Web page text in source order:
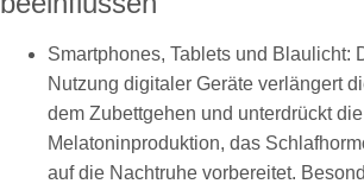
Smartphones, Tablets und Blaulicht:
Nutzung digitaler Geräte verlängert
dem Zubettgehen und unterdrückt die
Melatoninproduktion, das
auf die Nachtruhe vorbereitet.